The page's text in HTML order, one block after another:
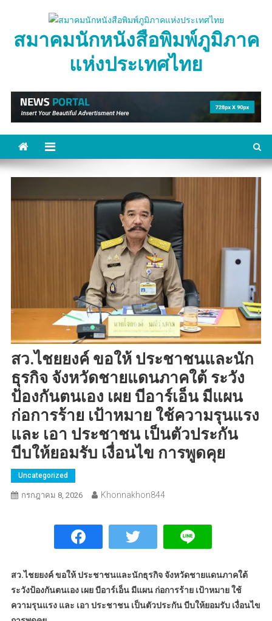
contentสมาคมนักหนังสือพิมพ์ภูมิภาค
แห่งประเทศไทย
สว.ไชยยงค์ ขอให้ ประชาชนและนัก
ธุรกิจ จังหวัดชายแดนภาคใต้ ระวัง
ป้องกันตนเอง เผย บีอาร์เอ็น มีแผน
ก่อการร้าย เป้าหมาย ใช้ความรุนแรง
และ เอา ประชาชน เป็นตัวประกัน
บีบให้ยอมรับ เงื่อนไข การพูดคุย
Uncategorized
กรกฎาคม 8, 2026 Khonnakhon844
สว.ไชยยงค์ ขอให้ ประชาชนและนักธุรกิจ จังหวัดชายแดนภาคใต้
ระวังป้องกันตนเอง เผย บีอาร์เอ็น มีแผน ก่อการร้าย เป้าหมาย ใช้
ความรุนแรง และ เอา ประชาชน เป็นตัวประกัน บีบให้ยอมรับ เงื่อนไข